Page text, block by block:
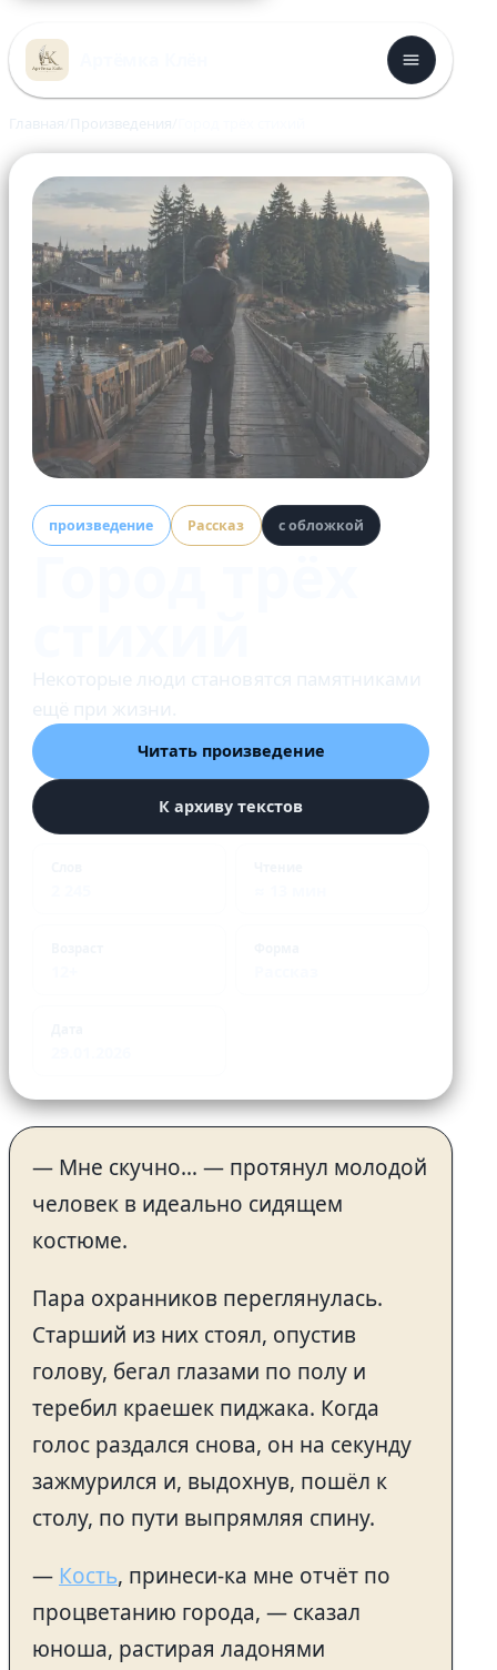
к
содержимому
произведение Рассказ с обложкой
Читать произведение
К архиву текстов
— Мне скучно… — протянул молодой
человек в идеально сидящем
костюме.
Пара охранников переглянулась.
Старший из них стоял, опустив
голову, бегал глазами по полу и
теребил краешек пиджака. Когда
голос раздался снова, он на секунду
зажмурился и, выдохнув, пошёл к
столу, по пути выпрямляя спину.
— Кость, принеси-ка мне отчёт по
процветанию города, — сказал
юноша, растирая ладонями